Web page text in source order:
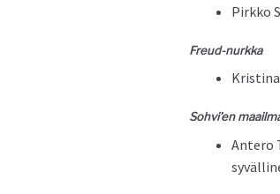
Pirkko
Freud-nurk­ka
Kristi­na
Sohvi’en
Antero